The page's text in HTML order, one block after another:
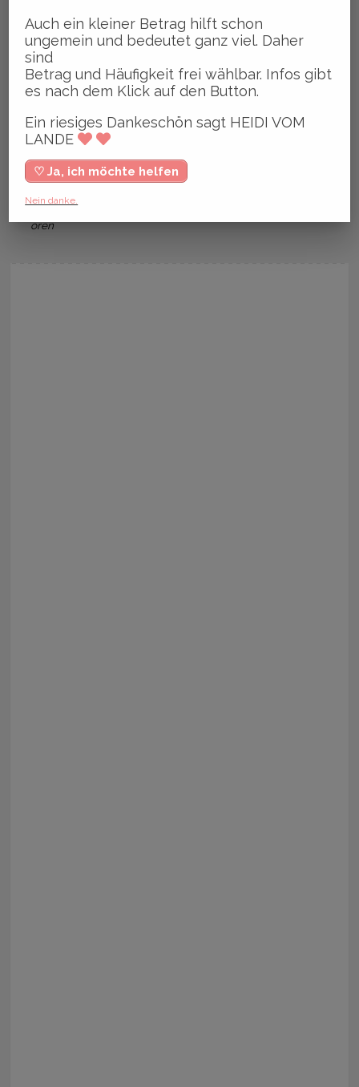
HEIDI VOM LANDE
Gewinnspiel,Jan Jepsen,
n,Lieblingsleichen
oren
Auch ein kleiner Betrag hilft schon
ungemein und bedeutet ganz viel. Daher
sind
Betrag und Häufigkeit frei wählbar. Infos gibt
es nach dem Klick auf den Button.
Ein riesiges Dankeschön sagt HEIDI VOM
LANDE
♡ Ja, ich möchte helfen
Nein danke.